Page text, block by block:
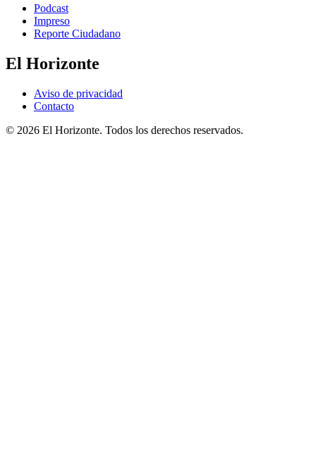
Podcast
Impreso
Reporte Ciudadano
El Horizonte
Aviso de privacidad
Contacto
© 2026 El Horizonte. Todos los derechos reservados.